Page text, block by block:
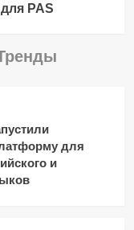
PAS
для
и